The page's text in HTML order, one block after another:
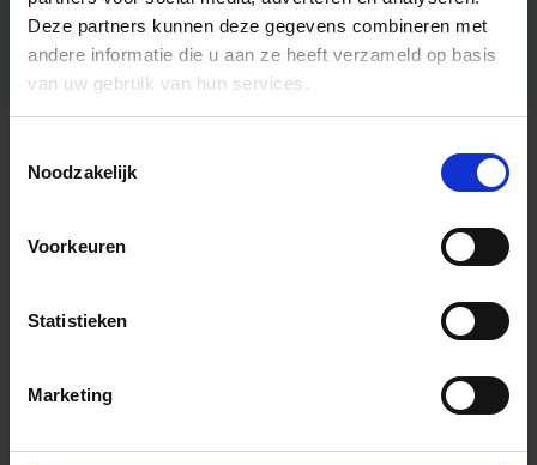
Deze partners kunnen deze gegevens combineren met
andere informatie die u aan ze heeft verzameld op basis
van uw gebruik van hun services.
Noodzakelijk
Voorkeuren
Statistieken
Marketing
Algemene informatie
Foto’s ({{photos.length}})